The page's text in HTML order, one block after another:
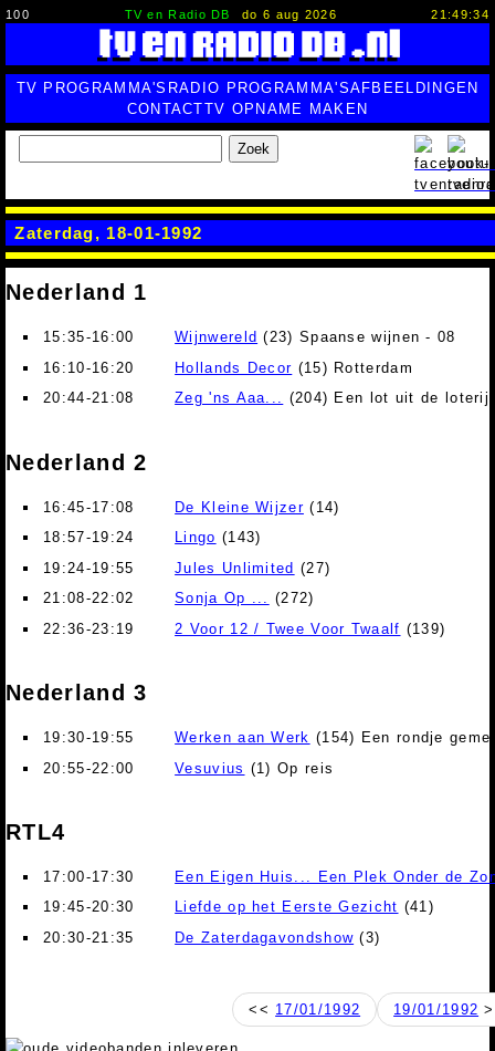
100 TV en Radio DB do 6 aug 2026 21:49:35
TV PROGRAMMA'S RADIO PROGRAMMA'SAFBEELDINGEN
CONTACTTV OPNAME MAKEN
Zoek
Zaterdag, 18-01-1992
Nederland 1
15:35-16:00 Wijnwereld (23) Spaanse wijnen - 08
16:10-16:20
Hollands Decor (15) Rotterdam
20:44-21:08
Zeg 'ns Aaa... (204) Een lot uit de loterij
Nederland 2
16:45-17:08 De Kleine Wijzer(14)
18:57-19:24
Lingo (143)
19:24-19:55
Jules Unlimited (27)
21:08-22:02
Sonja Op ... (272)
22:36-23:19
2 Voor 12 / Twee Voor Twaalf (139)
Nederland 3
19:30-19:55 Werken aan Werk (154) Een rondje
20:55-22:00
Vesuvius (1) Op reis
RTL4
17:00-17:30
Een Eigen Huis... Een Plek Onder de
19:45-20:30
Liefde op het Eerste Gezicht (41)
20:30-21:35
De Zaterdagavondshow (3)
<< 17/01/1992 19/01/1992